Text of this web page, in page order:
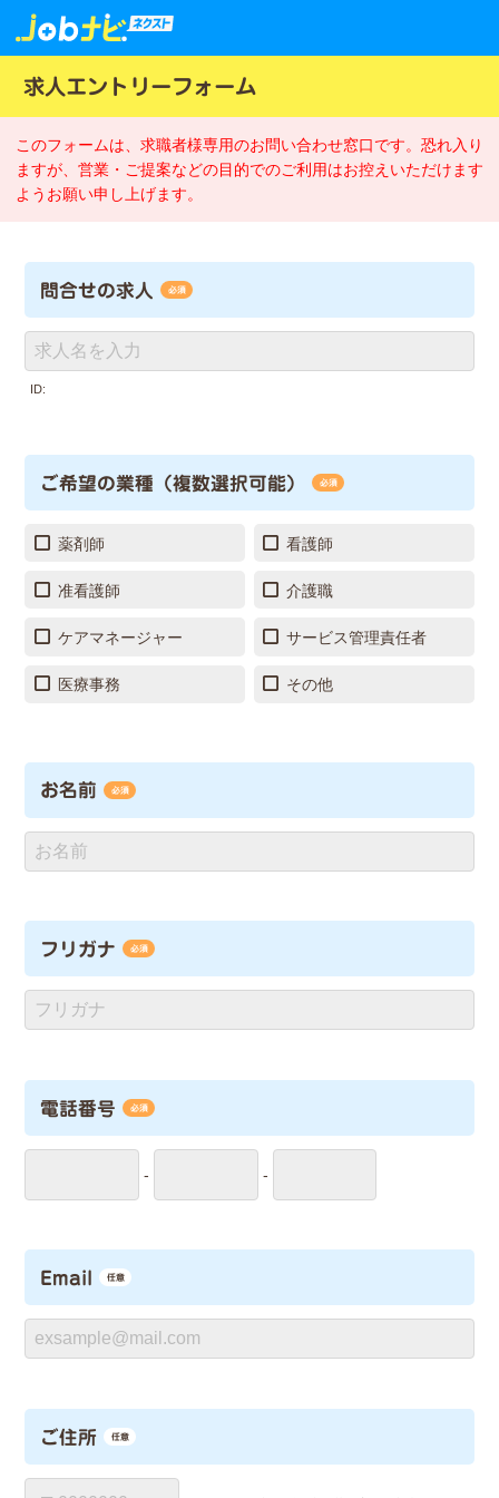
求人エントリーフォーム
このフォームは、求職者様専用のお問い合わせ窓口です。恐れ入り
ますが、営業・ご提案などの目的でのご利用はお控えいただけます
ようお願い申し上げます。
問合せの求人 必須
ID:
ご希望の業種（複数選択可能） 必須
薬剤師 看護師
准看護師 介護職
ケアマネージャー サービス管理責任者
医療事務 その他
お名前 必須
フリガナ 必須
電話番号 必須
- -
Email 任意
ご住所 任意